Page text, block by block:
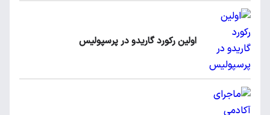
اولین رکورد گاریدو در پرسپولیس